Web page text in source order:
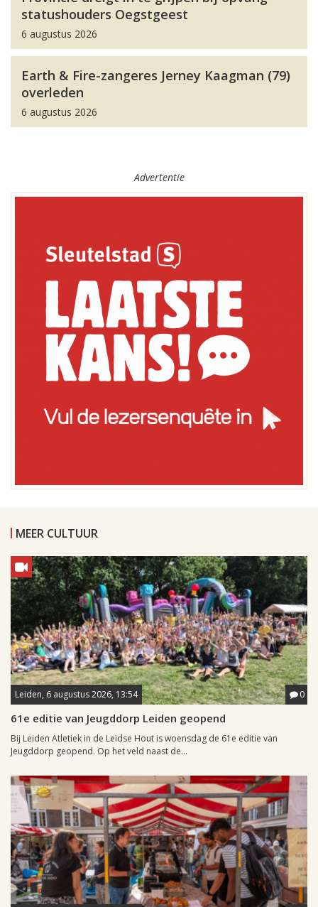
statushouders Oegstgeest
6 augustus 2026
Earth & Fire-zangeres Jerney Kaagman (79)
overleden
6 augustus 2026
Advertentie
MEER CULTUUR
Leiden, 6 augustus 2026, 13:54 0
61e editie van Jeugddorp Leiden geopend
Bij Leiden Atletiek in de Leidse Hout is woensdag de 61e editie van
Jeugddorp geopend. Op het veld naast de...